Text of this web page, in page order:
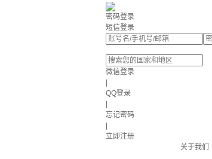
密码登录
短信登录
微信登录
QQ登录
忘记密码
立即注册
关于我们